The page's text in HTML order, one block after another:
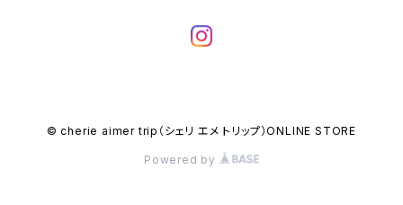
© cherie aimer trip（シェリ エメ トリップ）ONLINE STORE
Powered by